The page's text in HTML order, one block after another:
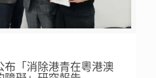
布「消除港青在粵港澳